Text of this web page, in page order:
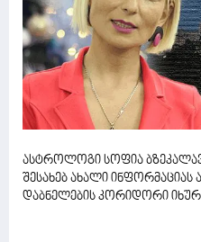
ასტროლოგი სოფია
შესახებ ახალი
დაბნელების კორიდორი